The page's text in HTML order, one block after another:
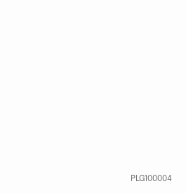
PLG100004